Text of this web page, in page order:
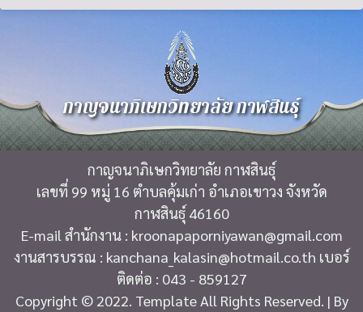
กาญจนาภิเษกวิทยาลัย กาฬสินธุ์
กาญจนาภิเษกวิทยาลัย กาฬสินธุ์
เลขที่ 99 หมู่ 16 ตำบลคุ้มเก่า อำเภอเขาวง จังหวัด
กาฬสินธุ์ 46160
E-mail สำนักงาน : kroonapaporniyawan@gmail.com
งานสารบรรณ : kanchana_kalasin@hotmail.co.th เบอร์
ติดต่อ : 043 - 859127
Copyright © 2022. Template All Rights Reserved. | By